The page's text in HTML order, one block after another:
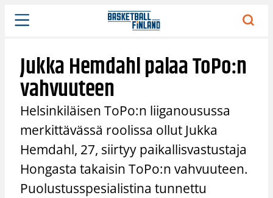
Siirry
sisältöön
Jukka Hemdahl palaa ToPo:n
vahvuuteen
Helsinkiläisen ToPo:n liiganousussa
merkittävässä roolissa ollut Jukka
Hemdahl, 27, siirtyy paikallisvastustaja
Hongasta takaisin ToPo:n vahvuuteen.
Puolustusspesialistina tunnettu